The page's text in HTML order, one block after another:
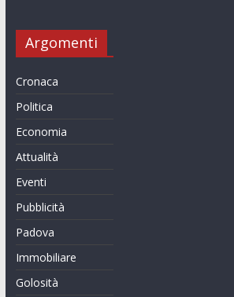
Argomenti
Cronaca
Politica
Economia
Attualità
Eventi
Pubblicità
Padova
Immobiliare
Golosità